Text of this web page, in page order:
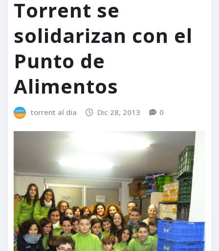
Torrent se
solidarizan con el
Punto de
Alimentos
torrent al dia Dic 28, 2013 0